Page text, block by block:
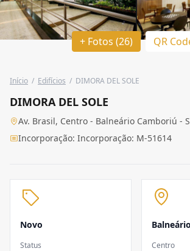
+ Fotos (26) QR
Início / Edifícios / DIMORA DEL SOLE
DIMORA DEL SOLE
Av. Brasil, Centro - Balneário Camboriú -
Incorporação: Incorporação: M-51614
Novo
Status Centro